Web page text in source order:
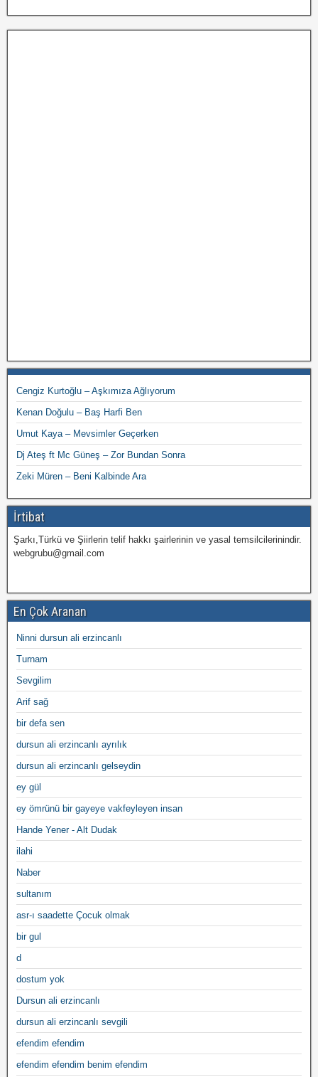
Cengiz Kurtoğlu – Aşkımıza Ağlıyorum
Kenan Doğulu – Baş Harfi Ben
Umut Kaya – Mevsimler Geçerken
Dj Ateş ft Mc Güneş – Zor Bundan Sonra
Zeki Müren – Beni Kalbinde Ara
İrtibat
Şarkı,Türkü ve Şiirlerin telif hakkı şairlerinin ve yasal temsilcilerinindir.
webgrubu@gmail.com
En Çok Aranan
Ninni dursun ali erzincanlı
Turnam
Sevgilim
Arif sağ
bir defa sen
dursun ali erzincanlı ayrılık
dursun ali erzincanlı gelseydin
ey gül
ey ömrünü bir gayeye vakfeyleyen insan
Hande Yener - Alt Dudak
ilahi
Naber
sultanım
asr-ı saadette Çocuk olmak
bir gul
d
dostum yok
Dursun ali erzincanlı
dursun ali erzincanlı sevgili
efendim efendim
efendim efendim benim efendim